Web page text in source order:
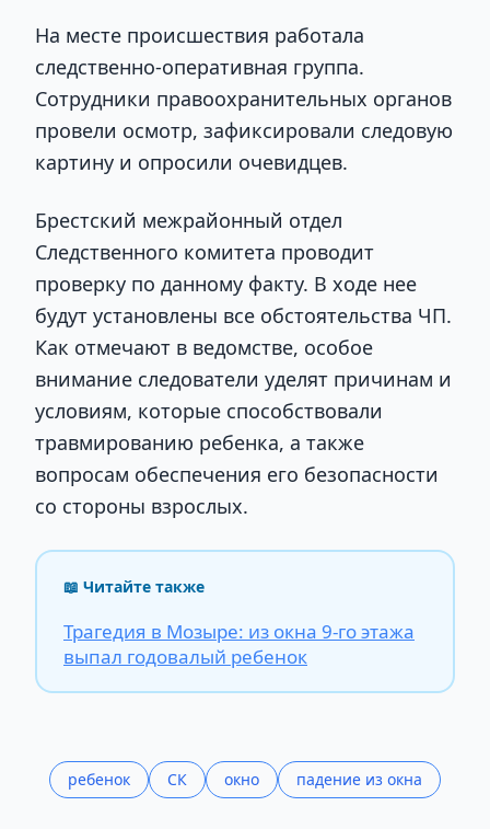
На месте происшествия работала
следственно-оперативная группа.
Сотрудники правоохранительных органов
провели осмотр, зафиксировали следовую
картину и опросили очевидцев.
Брестский межрайонный отдел
Следственного комитета проводит
проверку по данному факту. В ходе нее
будут установлены все обстоятельства ЧП.
Как отмечают в ведомстве, особое
внимание следователи уделят причинам и
условиям, которые способствовали
травмированию ребенка, а также
вопросам обеспечения его безопасности
со стороны взрослых.
📖 Читайте также
Трагедия в Мозыре: из окна 9-го этажа
выпал годовалый ребенок
ребенок СК окно падение из окна